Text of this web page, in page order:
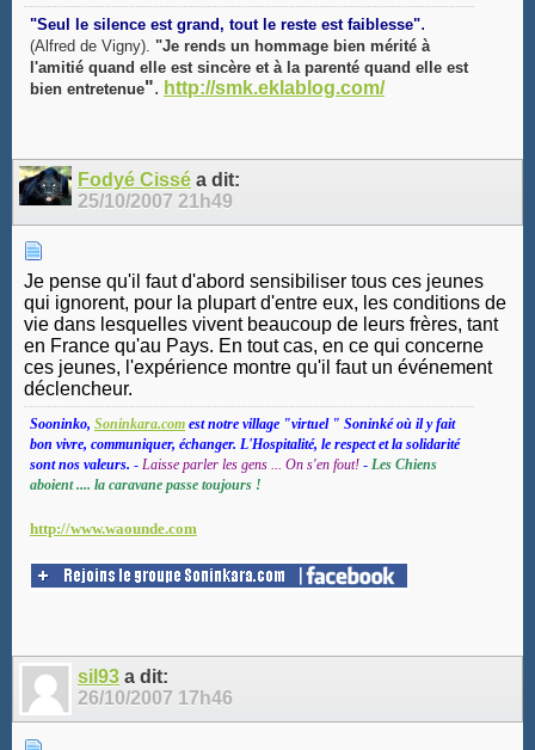
"Seul le silence est grand, tout le reste est faiblesse".
(Alfred de Vigny). "Je rends un hommage bien mérité à
l'amitié quand elle est sincère et à la parenté quand elle est
bien entretenue". http://smk.eklablog.com/
Fodyé Cissé a dit:
25/10/2007 21h49
Je pense qu'il faut d'abord sensibiliser tous ces jeunes
qui ignorent, pour la plupart d'entre eux, les conditions de
vie dans lesquelles vivent beaucoup de leurs frères, tant
en France qu'au Pays. En tout cas, en ce qui concerne
ces jeunes, l'expérience montre qu'il faut un événement
déclencheur.
Sooninko, Soninkara.com est notre village "virtuel " Soninké où il y fait
bon vivre, communiquer, échanger. L'Hospitalité, le respect et la solidarité
sont nos valeurs. - Laisse parler les gens ... On s'en fout! - Les Chiens
aboient .... la caravane passe toujours !
http://www.waounde.com
sil93 a dit:
26/10/2007 17h46